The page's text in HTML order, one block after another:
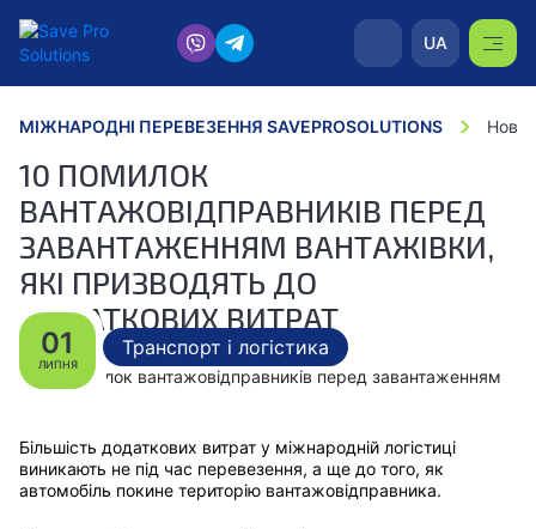
UA
МІЖНАРОДНІ ПЕРЕВЕЗЕННЯ SAVEPROSOLUTIONS
10 ПОМИЛОК
ВАНТАЖОВІДПРАВНИКІВ ПЕРЕД
ЗАВАНТАЖЕННЯМ ВАНТАЖІВКИ,
ЯКІ ПРИЗВОДЯТЬ ДО
ДОДАТКОВИХ ВИТРАТ
01
ЛИПНЯ
Транспорт і логістика
Більшість додаткових витрат у міжнародній логістиці
виникають не під час перевезення, а ще до того, як
автомобіль покине територію вантажовідправника.